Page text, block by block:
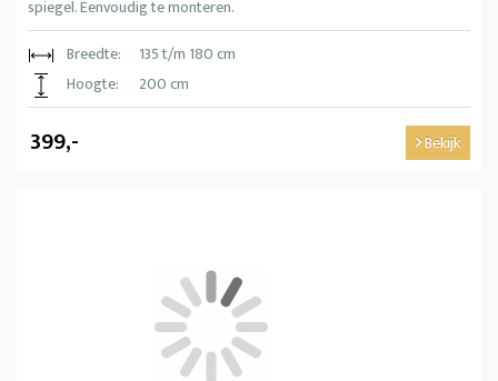
spiegel. Eenvoudig te monteren.
Breedte:
135 t/m 180 cm
Hoogte:
200 cm
399,- Bekijk